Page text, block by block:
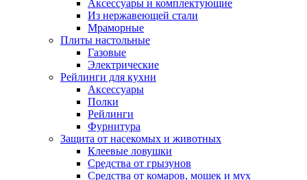
Аксессуары и комплектующие
Из нержавеющей стали
Мраморные
Плиты настольные
Газовые
Электрические
Рейлинги для кухни
Аксессуары
Полки
Рейлинги
Фурнитура
Защита от насекомых и животных
Клеевые ловушки
Средства от грызунов
Средства от комаров, мошек и мух